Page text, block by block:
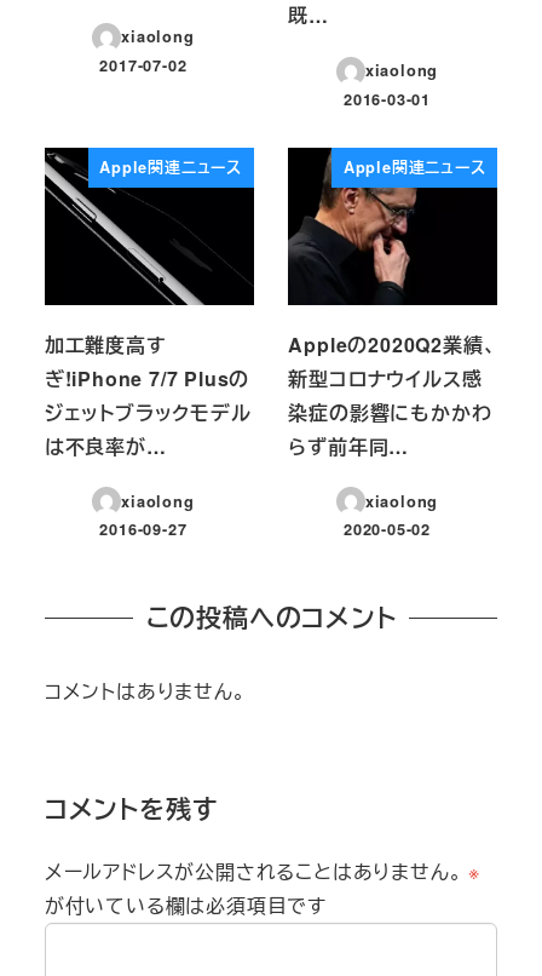
xiaolong
投稿日
2017-07-02
既…
xiaolong
投稿日
2016-03-01
Apple関連ニュース
加工難度高す
ぎ!iPhone 7/7 Plusの
ジェットブラックモデル
は不良率が…
xiaolong
投稿日
2016-09-27
Apple関連ニュース
Appleの2020Q2業績、
新型コロナウイルス感
染症の影響にもかかわ
らず前年同…
xiaolong
投稿日
2020-05-02
この投稿へのコメント
コメントはありません。
コメントを残す
メールアドレスが公開されることはありません。 ※
が付いている欄は必須項目です